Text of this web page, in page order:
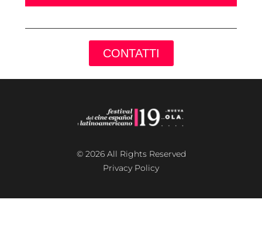
CONTATTI
© 2026 All Rights Reserved
Privacy Policy